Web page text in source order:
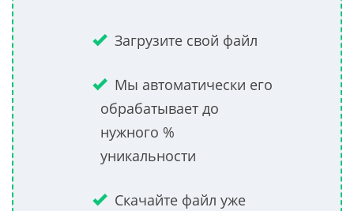
Загрузите свой файл
Мы автоматически его
обрабатывает до
нужного %
уникальности
Скачайте файл уже